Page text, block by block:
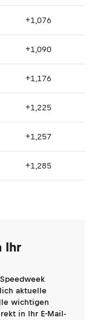
+1,076
+1,090
+1,176
+1,225
+1,257
+1,285
Ihr
aktuelle
wichtigen
in Ihr E-Mail-